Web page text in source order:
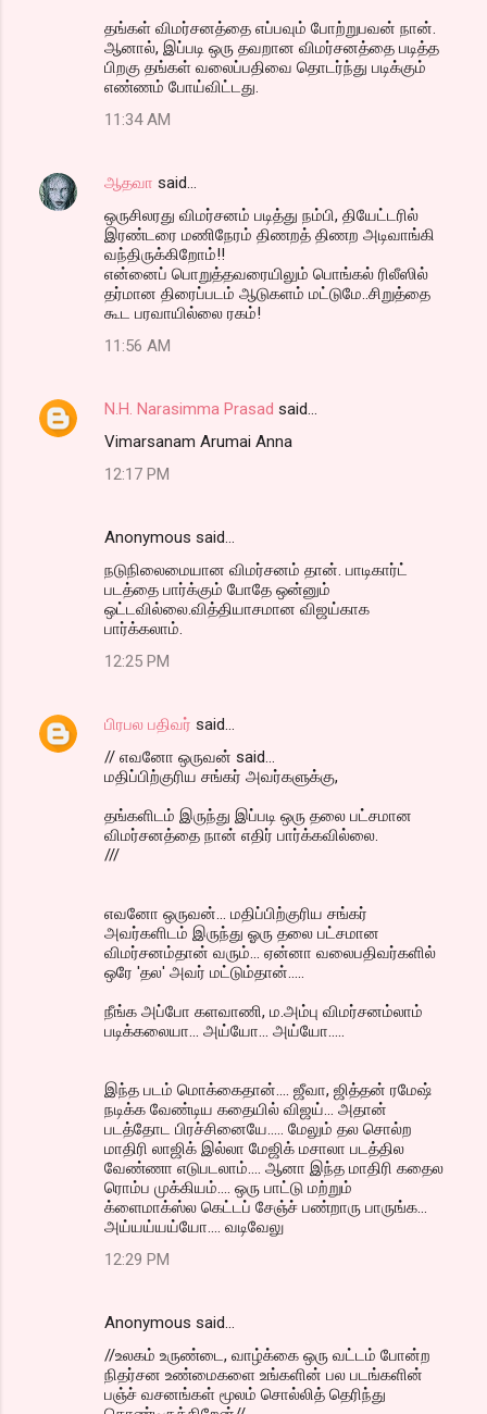
தங்கள் விமர்சனத்தை எப்பவும் போற்றுபவன் நான்.
ஆனால், இப்படி ஒரு தவறான விமர்சனத்தை படித்த
பிறகு தங்கள் வலைப்பதிவை தொடர்ந்து படிக்கும்
எண்ணம் போய்விட்டது.
11:34 AM
ஆதவா said…
ஒருசிலரது விமர்சனம் படித்து நம்பி, தியேட்டரில்
இரண்டரை மணிநேரம் திணறத் திணற அடிவாங்கி
வந்திருக்கிறோம்!!
என்னைப் பொறுத்தவரையிலும் பொங்கல் ரிலீஸில்
தர்மான திரைப்படம் ஆடுகளம் மட்டுமே..சிறுத்தை
கூட பரவாயில்லை ரகம்!
11:56 AM
N.H. Narasimma Prasad said…
Vimarsanam Arumai Anna
12:17 PM
Anonymous said…
நடுநிலைமையான விமர்சனம் தான். பாடிகார்ட்
படத்தை பார்க்கும் போதே ஒன்னும்
ஒட்டவில்லை.வித்தியாசமான விஜய்காக
பார்க்கலாம்.
12:25 PM
பிரபல பதிவர் said…
// எவனோ ஒருவன் said...
மதிப்பிற்குரிய சங்கர் அவர்களுக்கு,
தங்களிடம் இருந்து இப்படி ஒரு தலை பட்சமான
விமர்சனத்தை நான் எதிர் பார்க்கவில்லை.
///
எவனோ ஒருவன்... மதிப்பிற்குரிய சங்கர்
அவர்களிடம் இருந்து ஓரு தலை பட்சமான
விமர்சனம்தான் வரும்... ஏன்னா வலைபதிவர்களில்
ஒரே 'தல' அவர் மட்டும்தான்.....
நீங்க அப்போ களவாணி, ம.அம்பு விமர்சனம்லாம்
படிக்கலையா... அய்யோ... அய்யோ.....
இந்த படம் மொக்கைதான்.... ஜீவா, ஜித்தன் ரமேஷ்
நடிக்க வேண்டிய கதையில் விஜய்... அதான்
படத்தோட பிரச்சினையே..... மேலும் தல சொல்ற
மாதிரி லாஜிக் இல்லா மேஜிக் மசாலா படத்தில
வேண்ணா எடுபடலாம்.... ஆனா இந்த மாதிரி கதைல
ரொம்ப முக்கியம்.... ஒரு பாட்டு மற்றும்
க்ளைமாக்ஸ்ல கெட்டப் சேஞ்ச் பண்றாரு பாருங்க...
அய்யய்யய்யோ.... வடிவேலு
12:29 PM
Anonymous said…
//உலகம் உருண்டை, வாழ்க்கை ஒரு வட்டம் போன்ற
நிதர்சன உண்மைகளை உங்களின் பல படங்களின்
பஞ்ச் வசனங்கள் மூலம் சொல்லித் தெரிந்து